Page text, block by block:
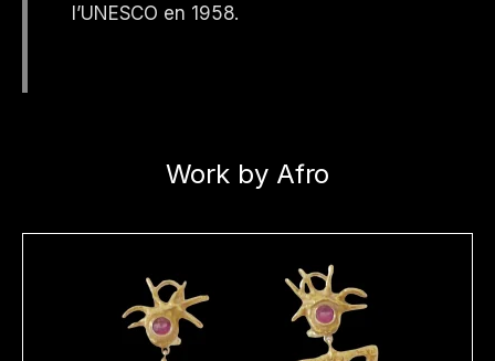
l’UNESCO en 1958.
Work by Afro